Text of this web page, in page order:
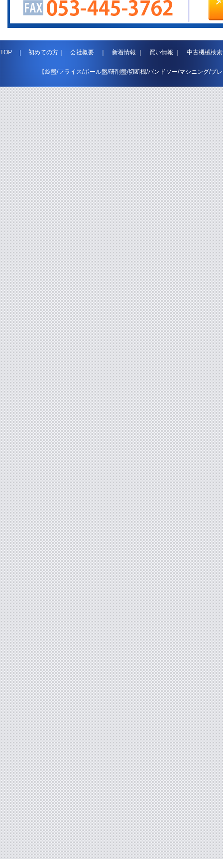
TOP|初めての方｜会社概要｜新着情報｜買い情報｜中古機械検索
【旋盤/フライス/ボール盤/研削盤/切断機/バンドソー/マシニング/プ